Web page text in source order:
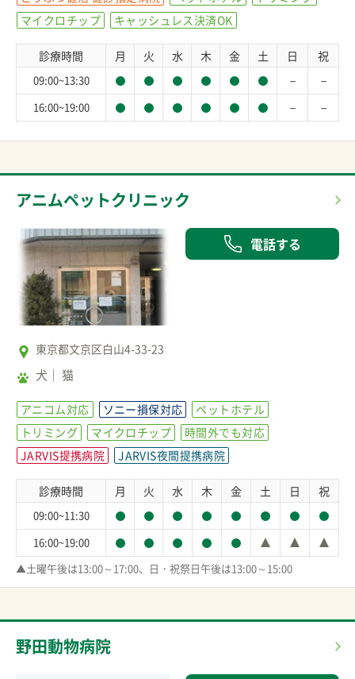
マイクロチップ
キャッシュレス決済OK
診療時間 月 火 水 木 金 土 日 祝
09:00~13:30 － －
16:00~19:00 － －
アニムペットクリニック
電話する
東京都文京区白山4-33-23
犬 猫
アニコム対応 ソニー損保対応
ペットホテル
トリミング
マイクロチップ
時間外でも対応
JARVIS提携病院
JARVIS夜間提携病院
診療時間 月 火 水 木 金 土 日 祝
09:00~11:30
16:00~19:00
▲土曜午後は13:00～17:00、日・祝祭日午後は13:00～15:00
野田動物病院